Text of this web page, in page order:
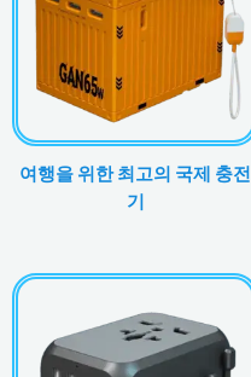
여행을 위한 최고의 국제 충전
기